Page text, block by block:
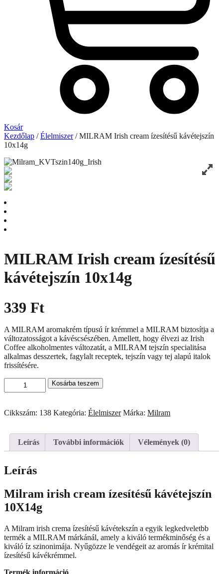
Kosár
Kezdőlap /Élelmiszer/ MILRAM Irish cream ízesítésű kávétejszín
10x14g
MILRAM Irish cream ízesítésű
kávétejszín 10x14g
339 Ft
A MILRAM aromakrém típusú ír krémmel a MILRAM biztosítja a
változatosságot a kávéscsészében. Amellett, hogy élvezi az Irish
Coffee alkoholmentes változatát, a MILRAM tejszín specialitása
alkalmas desszertek, fagylalt receptek, tejszín vagy tej alapú italok
frissítésére.
MILRAM
Irish
ízesítésű
kávétejszín
mennyiség
Kosárba teszem
Cikkszám: 138 Kategória: Élelmiszer Márka: Milram
Leírás További információk Vélemények (0)
Leírás
Milram irish cream ízesítésű kávétejszín
10X14g
A Milram irish crema ízesítésű kávétekszín a egyik legkedveletbb
termék a MILRAM márkánál, amely a kiváló termékminőség és a
kiváló íz szinonimája. Nyűgözze le vendégeit az aromás ír krémital
ízesítésű kávékrémmel.